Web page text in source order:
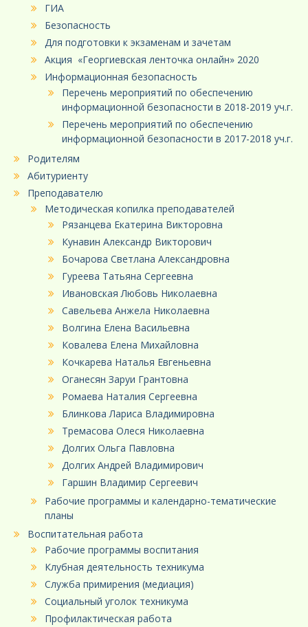
ГИА
Безопасность
Для подготовки к экзаменам и зачетам
Акция «Георгиевская ленточка онлайн» 2020
Информационная безопасность
Перечень мероприятий по обеспечению
информационной безопасности в 2018-2019 уч.г.
Перечень мероприятий по обеспечению
информационной безопасности в 2017-2018 уч.г.
Родителям
Абитуриенту
Преподавателю
Методическая копилка преподавателей
Рязанцева Екатерина Викторовна
Кунавин Александр Викторович
Бочарова Светлана Александровна
Гуреева Татьяна Сергеевна
Ивановская Любовь Николаевна
Савельева Анжела Николаевна
Волгина Елена Васильевна
Ковалева Елена Михайловна
Кочкарева Наталья Евгеньевна
Оганесян Заруи Грантовна
Ромаева Наталия Сергеевна
Блинкова Лариса Владимировна
Тремасова Олеся Николаевна
Долгих Ольга Павловна
Долгих Андрей Владимирович
Гаршин Владимир Сергеевич
Рабочие программы и календарно-тематические
планы
Воспитательная работа
Рабочие программы воспитания
Клубная деятельность техникума
Служба примирения (медиация)
Социальный уголок техникума
Профилактическая работа